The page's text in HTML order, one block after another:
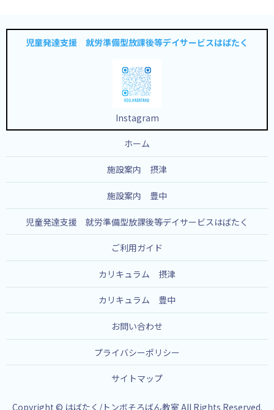
児童発達支援 就労準備型放課後等デイサービスはばたく
Instagram
ホーム
施設案内 摂津
施設案内 豊中
児童発達支援 就労準備型放課後等デイサービスはばたく
ご利用ガイド
カリキュラム 摂津
カリキュラム 豊中
お問い合わせ
プライバシーポリシー
サイトマップ
Copyright © はばたく/トンボそろばん教室 All Rights Reserved.